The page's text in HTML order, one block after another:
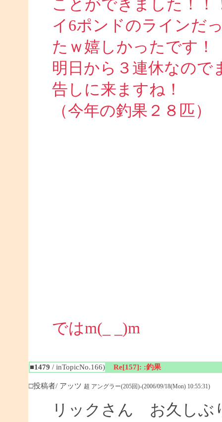
ことができました！
イ6ポンドのラインだ
たｗ嬉しかったです！
明日から３連休なので
告しに来ますね！
（今年の釣果２８匹）
ではm(_ _)m
■1479 / inTopicNo.166) Re[157]: :釣果
□投稿者/ アッツ 超 アングラー(205回)-(2006/09/18(Mon) 10:55:31)
リックさん お久しぶ